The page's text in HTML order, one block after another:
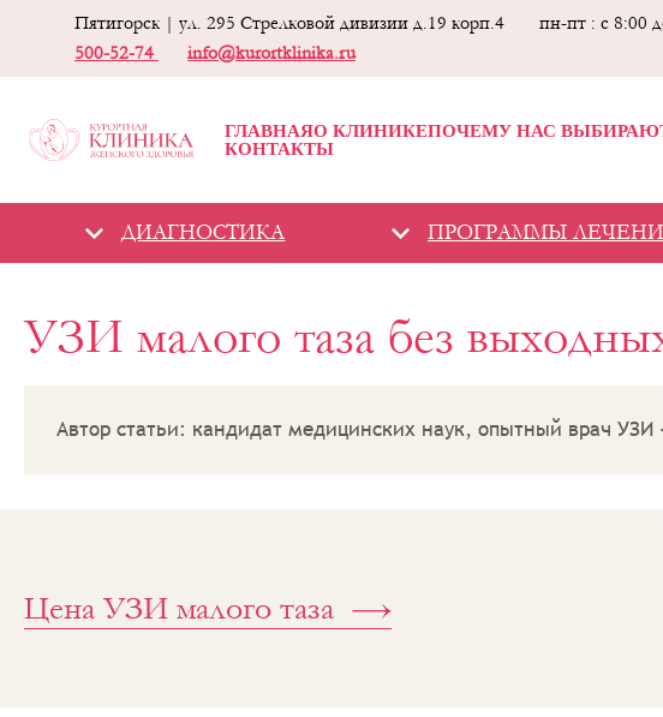
Пятигорск | ул. 295 Стрелковой дивизии д.19 корп.4 пн-пт : с 8:00
500-52-74
info@kurortklinika.ru
ГЛАВНАЯО КЛИНИКЕПОЧЕМУ НАС
КОНТАКТЫ
ДИАГНОСТИКА ПРОГРАММЫ
Гинекологическая
клиника -
«Курортная
УЗИ
УЗИ малого таза без
Автор статьи: кандидат медицинских наук, опытный врач УЗИ
Цена УЗИ малого таза